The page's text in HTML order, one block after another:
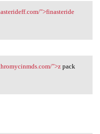
">finasteride
">zpack